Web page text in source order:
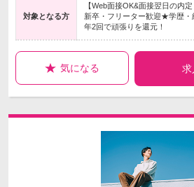
対象となる方
【Web面接OK&面接翌日の内
新卒・フリーター歓迎★学歴
年2回で頑張りを還元！
気になる 求